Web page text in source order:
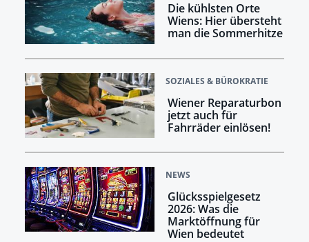
Die kühlsten Orte
Wiens: Hier übersteht
man die Sommerhitze
SOZIALES & BÜROKRATIE
Wiener Reparaturbon
jetzt auch für
Fahrräder einlösen!
NEWS
Glücksspielgesetz
2026: Was die
Marktöffnung für
Wien bedeutet